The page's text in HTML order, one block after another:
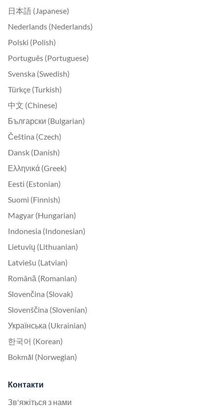
日本語 (Japanese)
Nederlands (Nederlands)
Polski (Polish)
Português (Portuguese)
Svenska (Swedish)
Türkçe (Turkish)
中文 (Chinese)
Български (Bulgarian)
Čeština (Czech)
Dansk (Danish)
Ελληνικά (Greek)
Eesti (Estonian)
Suomi (Finnish)
Magyar (Hungarian)
Indonesia (Indonesian)
Lietuvių (Lithuanian)
Latviešu (Latvian)
Română (Romanian)
Slovenčina (Slovak)
Slovenščina (Slovenian)
Українська (Ukrainian)
한국어 (Korean)
Bokmål (Norwegian)
Контакти
Зв'яжіться з нами